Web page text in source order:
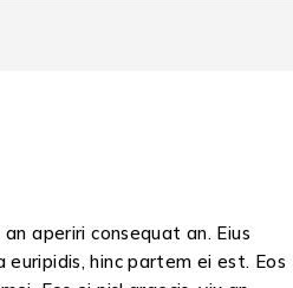
aperiri consequat an. Eius
hinc partem ei est. Eos